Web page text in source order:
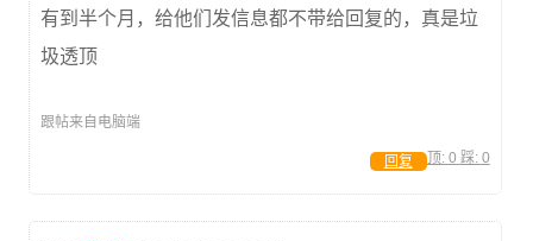
有到半个月，给他们发信息都不带给回复的，真是垃
圾透顶
跟帖来自电脑端
顶: 0 踩: 0
回复